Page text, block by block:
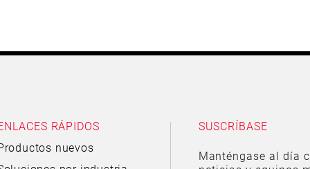
RÁPIDOS
nuevos
SUSCRÍBASE
Manténgase al día